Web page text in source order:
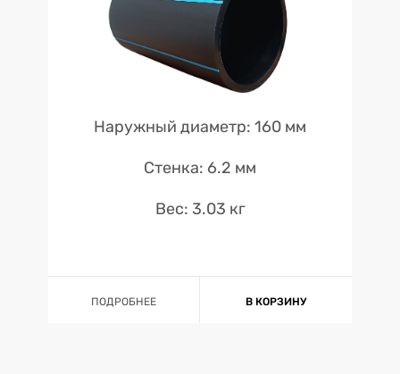
Наружный диаметр: 160 мм
Стенка: 6.2 мм
Вес: 3.03 кг
ПОДРОБНЕЕ В КОРЗИНУ